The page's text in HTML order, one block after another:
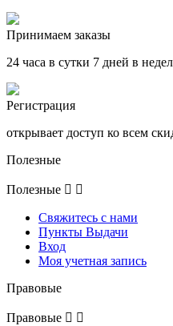
Принимаем заказы
24 часа в сутки 7 дней в
Регистрация
открывает доступ ко всем
Полезные
Полезные  
Свяжитесь с нами
Пункты Выдачи
Вход
Моя учетная запись
Правовые
Правовые  